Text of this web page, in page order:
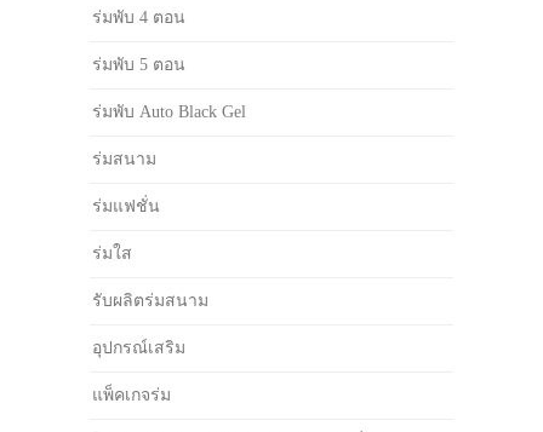
ร่มพับ 4 ตอน
ร่มพับ 5 ตอน
ร่มพับ Auto Black Gel
ร่มสนาม
ร่มแฟชั่น
ร่มใส
รับผลิตร่มสนาม
อุปกรณ์เสริม
แพ็คเกจร่ม